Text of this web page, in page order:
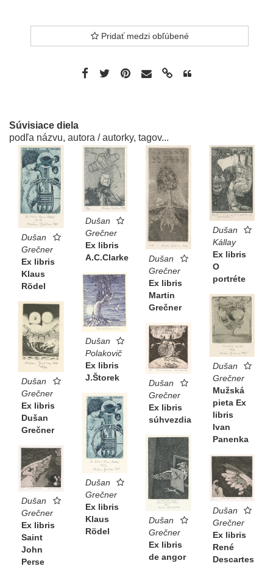
Pridať medzi obľúbené
Súvisiace diela
podľa názvu, autora / autorky, tagov...
Dušan
Grečner
Ex libris
Klaus
Rödel
Dušan
Grečner
Ex libris
A.C.Clarke
Dušan
Grečner
Ex libris
Martin
Grečner
Dušan
Kállay
Ex libris
O
portréte
Dušan
Polakovič
Ex libris
J.Štorek
Dušan
Grečner
Mužská
pieta Ex
libris
Ivan
Panenka
Dušan
Grečner
Ex libris
Dušan
Grečner
Dušan
Grečner
Ex libris
súhvezdia
Dušan
Grečner
Ex libris
Klaus
Rödel
Dušan
Grečner
Ex libris
de angor
Dušan
Grečner
Ex libris
Saint
John
Perse
Dušan
Grečner
Ex libris
René
Descartes